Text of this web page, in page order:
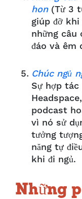
hon(Từ 3
giúp đỡ
những câu
đáo và êm
Chúc ngủ
Sự hợp
Headspace,
podcast
vì nó sử
tưởng
năng tự
khi đi ngủ.
Những